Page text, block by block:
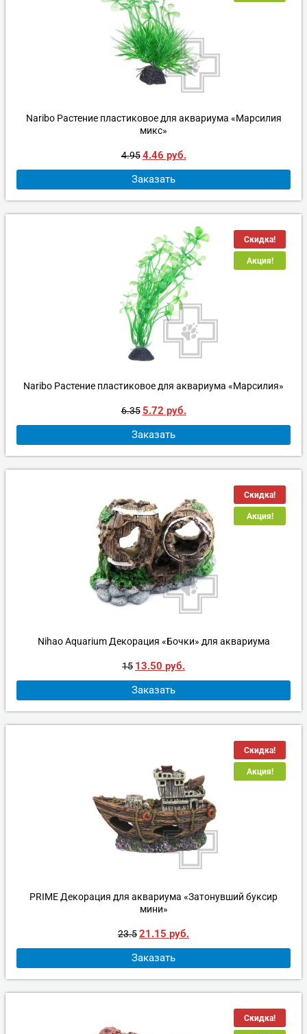
Naribo Растение пластиковое для аквариума «Марсилия
микс»
4.95 4.46 руб.
Заказать
Скидка!
Акция!
Naribo Растение пластиковое для аквариума «Марсилия»
6.35 5.72 руб.
Заказать
Скидка!
Акция!
Nihao Aquarium Декорация «Бочки» для аквариума
15 13.50 руб.
Заказать
Скидка!
Акция!
PRIME Декорация для аквариума «Затонувший буксир
мини»
23.521.15 руб.
Заказать
Скидка!